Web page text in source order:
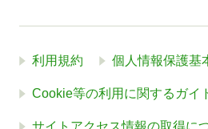
利用規約 個人情報保護基
Cookie等の利用に関するガイ